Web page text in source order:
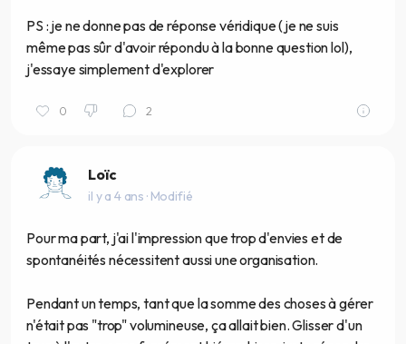
PS : je ne donne pas de réponse véridique (je ne suis
même pas sûr d'avoir répondu à la bonne question lol),
j'essaye simplement d'explorer
0 2
Loïc
il y a 4 ans · Modifié
Pour ma part, j'ai l'impression que trop d'envies et de
spontanéités nécessitent aussi une organisation.
Pendant un temps, tant que la somme des choses à gérer
n'était pas "trop" volumineuse, ça allait bien. Glisser d'un